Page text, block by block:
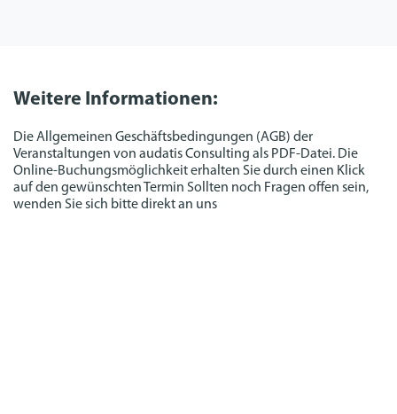
Weitere Informationen:
Die Allgemeinen Geschäftsbedingungen (AGB) der
Veranstaltungen von audatis Consulting als PDF-Datei. Die
Online-Buchungsmöglichkeit erhalten Sie durch einen Klick
auf den gewünschten Termin Sollten noch Fragen offen sein,
wenden Sie sich bitte direkt an uns